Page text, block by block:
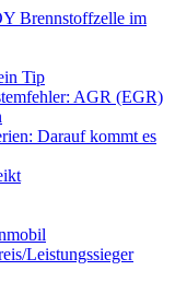
Brennstoffzelle im
Tip
AGR (EGR)
Darauf kommt es
Leistungssieger